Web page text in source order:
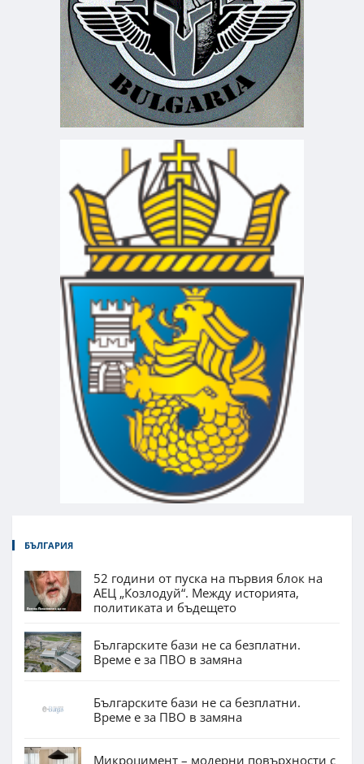
БЪЛГАРИЯ
52 години от пуска на първия блок на
АЕЦ „Козлодуй“. Между историята,
политиката и бъдещето
Българските бази не са безплатни.
Време е за ПВО в замяна
Българските бази не са безплатни.
Време е за ПВО в замяна
Микроцимент – модерни повърхности с